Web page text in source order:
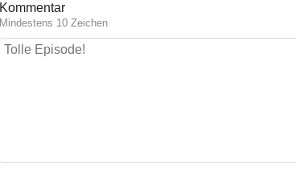
Kommentar
Mindestens 10 Zeichen